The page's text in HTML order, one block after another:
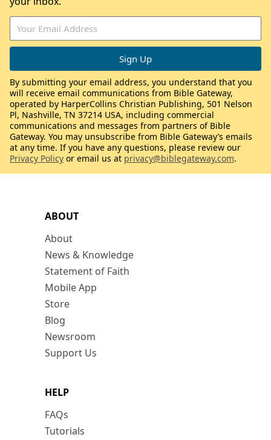
ABOUT
About
News & Knowledge
Statement of Faith
Mobile App
Store
Blog
Newsroom
Support Us
HELP
FAQs
Tutorials
By submitting your email address, you understand that you
will receive email communications from Bible Gateway,
operated by HarperCollins Christian Publishing, 501 Nelson
Pl, Nashville, TN 37214 USA, including commercial
communications and messages from partners of Bible
Gateway. You may unsubscribe from Bible Gateway’s emails
at any time. If you have any questions, please review our
Privacy Policy or email us at privacy@biblegateway.com.